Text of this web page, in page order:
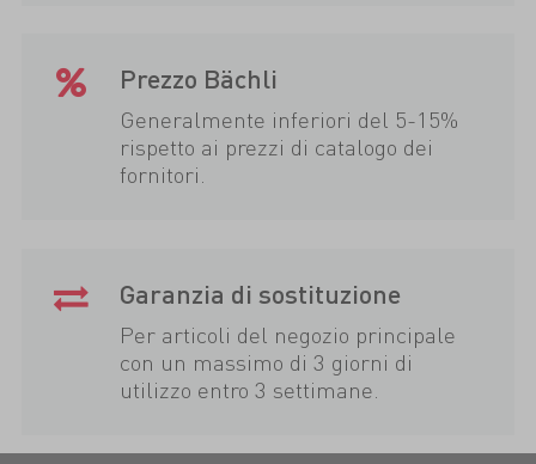
Prezzo Bächli
Generalmente inferiori del 5-15%
rispetto ai prezzi di catalogo dei
fornitori.
Garanzia di sostituzione
Per articoli del negozio principale
con un massimo di 3 giorni di
utilizzo entro 3 settimane.